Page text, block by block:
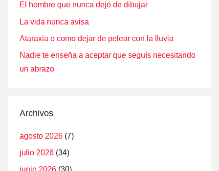
El hombre que nunca dejó de dibujar
La vida nunca avisa
Ataraxia o como dejar de pelear con la lluvia
Nadie te enseña a aceptar que seguís necesitando
un abrazo
Archivos
agosto 2026 (7)
julio 2026 (34)